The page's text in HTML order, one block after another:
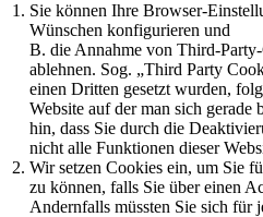
Sie können Ihre Browser-
Wünschen konfigurieren und
B. die Annahme von Third-
ablehnen. Sog. „Third Party
einen Dritten gesetzt wurden,
Website auf der man sich
hin, dass Sie durch die
nicht alle Funktionen dieser
Wir setzen Cookies ein, um Sie
zu können, falls Sie über einen
Andernfalls müssten Sie sich für